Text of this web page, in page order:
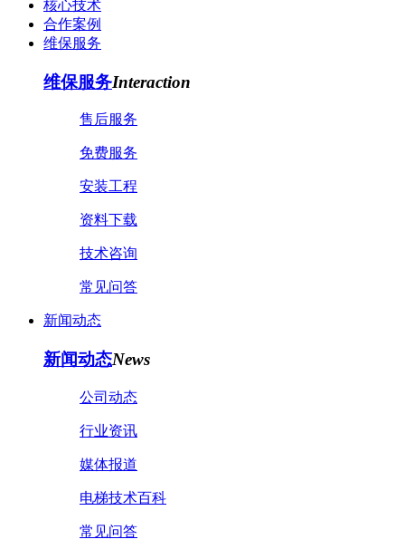
核心技术
合作案例
维保服务
维保服务Interaction
售后服务
免费服务
安装工程
资料下载
技术咨询
常见问答
新闻动态
新闻动态News
公司动态
行业资讯
媒体报道
电梯技术百科
常见问答